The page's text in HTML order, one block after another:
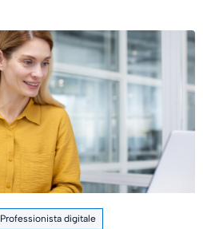
Professionista digitale